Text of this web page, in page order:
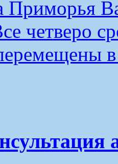
Приморья
четверо